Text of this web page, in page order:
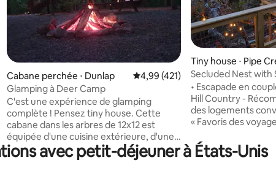
sur 5
sur la base de 824 commentaires : 4,98 sur 5
Cabane perchée ⋅ Dunlap Évaluation moyenne sur la base
4,99 (421)
Glamping à Deer Camp
C'est une expérience de glamping
complète ! Pensez tiny house. Cette
cabane dans les arbres de 12x12 est
équipée d'une cuisine extérieure, d'une
table pour deux, d'une chaise longue et
d'une chaise, du wifi, d'une télévision
Tiny house ⋅ Pipe
Secluded Nest with
Hammock
• Escapade en
Hill Country -
des logements
« Favoris des voyageurs ». •
(548 mètres
région des collines
avec petit-déjeuner à États-Unis